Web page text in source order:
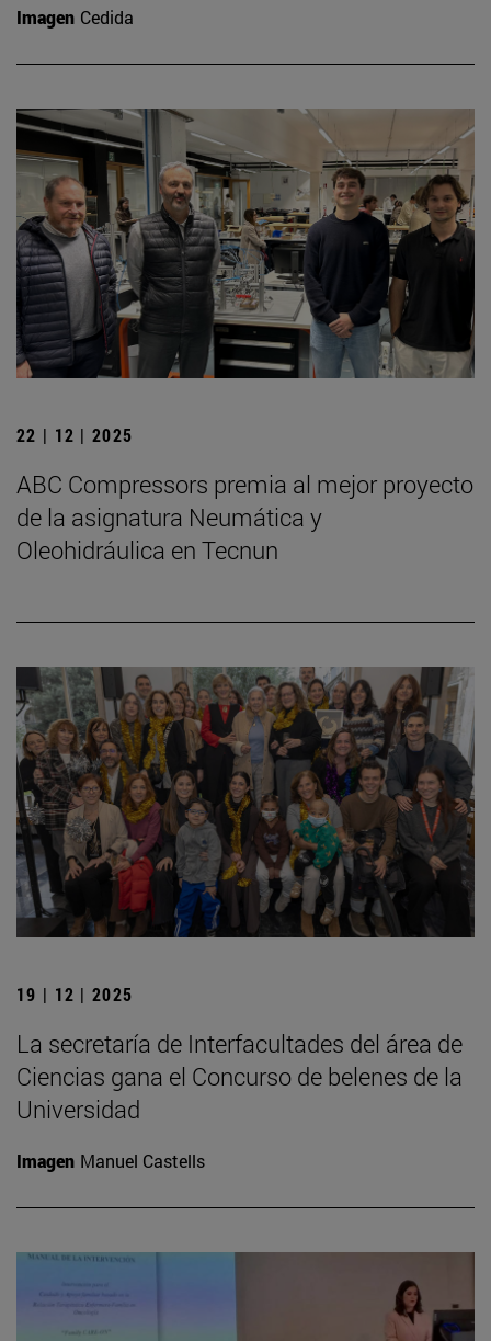
Imagen Cedida
22 | 12 | 2025
ABC Compressors premia al mejor proyecto
de la asignatura Neumática y
Oleohidráulica en Tecnun
19 | 12 | 2025
La secretaría de Interfacultades del área de
Ciencias gana el Concurso de belenes de la
Universidad
Imagen Manuel Castells